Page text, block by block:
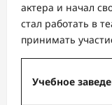
актера и начал
стал работать в
принимать
Учебное